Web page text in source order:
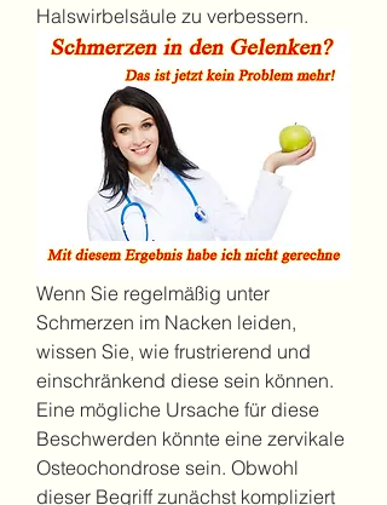
Halswirbelsäule zu verbessern.
Wenn Sie regelmäßig unter
Schmerzen im Nacken leiden,
wissen Sie, wie frustrierend und
einschränkend diese sein können.
Eine mögliche Ursache für diese
Beschwerden könnte eine zervikale
Osteochondrose sein. Obwohl
dieser Begriff zunächst kompliziert